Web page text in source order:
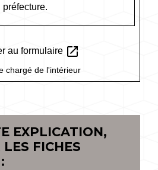
préfecture.
au formulaire open_in_new
chargé de l'intérieur
EXPLICATION,
FICHES